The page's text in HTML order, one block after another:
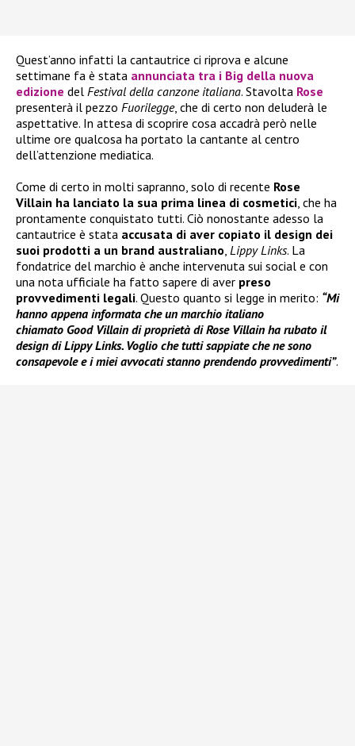
Quest’anno infatti la cantautrice ci riprova e alcune
settimane fa è stata annunciata tra i Big della nuova
edizione del Festival della canzone italiana. Stavolta Rose
presenterà il pezzo Fuorilegge, che di certo non deluderà le
aspettative. In attesa di scoprire cosa accadrà però nelle
ultime ore qualcosa ha portato la cantante al centro
dell’attenzione mediatica.
Come di certo in molti sapranno, solo di recente Rose
Villain ha lanciato la sua prima linea di cosmetici, che ha
prontamente conquistato tutti. Ciò nonostante adesso la
cantautrice è stata accusata di aver copiato il design dei
suoi prodotti a un brand australiano, Lippy Links. La
fondatrice del marchio è anche intervenuta sui social e con
una nota ufficiale ha fatto sapere di aver preso
provvedimenti legali. Questo quanto si legge in merito: “Mi
hanno appena informata che un marchio italiano
chiamato Good Villain di proprietà di Rose Villain ha rubato il
design di Lippy Links. Voglio che tutti sappiate che ne sono
consapevole e i miei avvocati stanno prendendo provvedimenti”.